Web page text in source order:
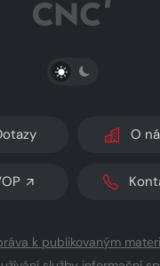
PŘEPNOUT
O
k publikovaným